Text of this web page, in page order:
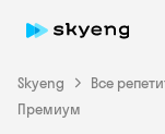
Skyeng Все
Премиум